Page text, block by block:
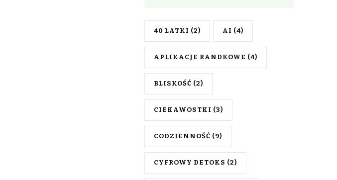
40 LATKI (2) AI (4)
APLIKACJE RANDKOWE (4)
BLISKOŚĆ (2)
CIEKAWOSTKI (3)
CODZIENNOŚĆ (9)
CYFROWY DETOKS (2)